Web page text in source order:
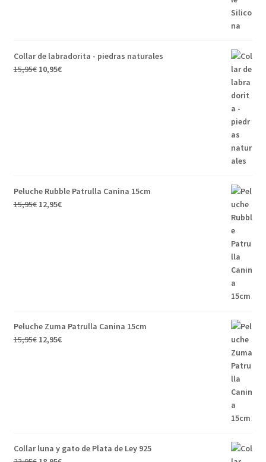
Collar de labradorita - piedras naturales
15,95€ 10,95€
Peluche Rubble Patrulla Canina 15cm
15,95€ 12,95€
Peluche Zuma Patrulla Canina 15cm
15,95€ 12,95€
Collar luna y gato de Plata de Ley 925